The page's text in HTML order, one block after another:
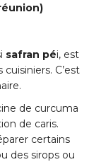
safran péi, est
C’est
de curcuma
de caris.
certains
des sirops ou